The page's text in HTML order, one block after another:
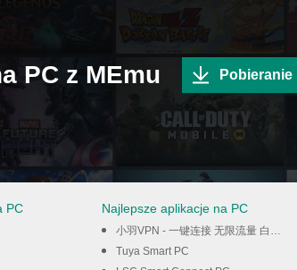
PC z MEmu Pobieranie
PC Najlepsze aplikacje na PC
小羽VPN - 一键连接 无限流量 白嫖VPN PC
Tuya Smart PC